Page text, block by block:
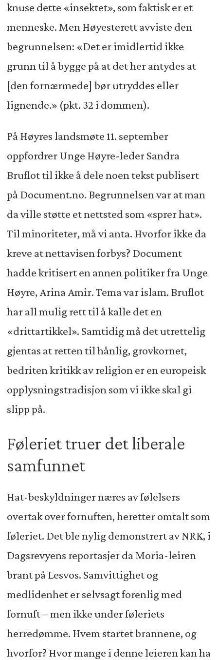
knuse dette «insektet», som faktisk er et
menneske. Men Høyesterett avviste den
begrunnelsen: «Det er imidlertid ikke
grunn til å bygge på at det her antydes at
[den fornærmede] bør utryddes eller
lignende.» (pkt. 32 i dommen).
På Høyres landsmøte 11. september
oppfordrer Unge Høyre-leder Sandra
Bruflot til ikke å dele noen tekst publisert
på Document.no. Begrunnelsen var at man
da ville støtte et nettsted som «sprer hat».
Til minoriteter, må vi anta. Hvorfor ikke da
kreve at nettavisen forbys? Document
hadde kritisert en annen politiker fra Unge
Høyre, Arina Amir. Tema var islam. Bruflot
har all mulig rett til å kalle det en
«drittartikkel». Samtidig må det utrettelig
gjentas at retten til hånlig, grovkornet,
bedriten kritikk av religion er en europeisk
opplysningstradisjon som vi ikke skal gi
slipp på.
Føleriet truer det liberale
samfunnet
Hat-beskyldninger næres av følelsers
overtak over fornuften, heretter omtalt som
føleriet. Det ble nylig demonstrert av NRK, i
Dagsrevyens reportasjer da Moria-leiren
brant på Lesvos. Samvittighet og
medlidenhet er selvsagt forenlig med
fornuft – men ikke under føleriets
herredømme. Hvem startet brannene, og
hvorfor? Hvor mange i denne leieren kan ha